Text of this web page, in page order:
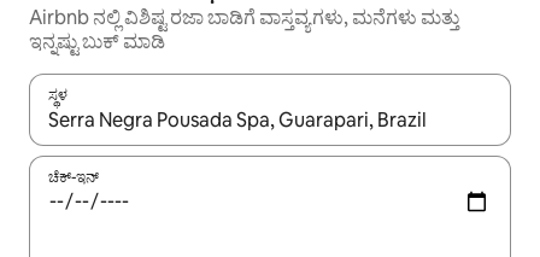
Airbnb ನಲ್ಲಿ ವಿಶಿಷ್ಟ ರಜಾ ಬಾಡಿಗೆ ವಾಸ್ತವ್ಯಗಳು, ಮನೆಗಳು ಮತ್ತು
ಇನ್ನಷ್ಟು ಬುಕ್ ಮಾಡಿ
ಸ್ಥಳ
ಫಲಿತಾಂಶಗಳು ಲಭ್ಯವಿರುವಾಗ, ಅಪ್ ಮತ್ತು ಡೌನ್ ಬಾಣದ ಕೀಲಿಗಳೊಂದಿಗೆ
ಚೆಕ್-ಇನ್